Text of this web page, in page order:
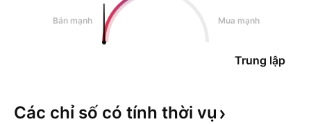
Bán mạnh Mua mạnh
Trung lập
Các chỉ số có tính thời vụ